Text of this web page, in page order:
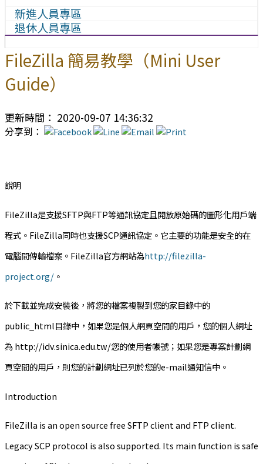
新進人員專區
退休人員專區
FileZilla 簡易教學（Mini User
Guide）
更新時間： 2020-09-07 14:36:32
分享到：
說明
FileZilla是支援SFTP與FTP等通訊協定且開放原始碼的圖形化用戶端
程式。FileZilla同時也支援SCP通訊協定。它主要的功能是安全的在
電腦間傳輸檔案。FileZilla官方網站為http://filezilla-
project.org/ 。
於下載並完成安裝後，將您的檔案複製到您的家目錄中的
public_html目錄中，如果您是個人網頁空間的用戶，您的個人網址
為 http://idv.sinica.edu.tw/您的使用者帳號；如果您是專案計劃網
頁空間的用戶，則您的計劃網址已列於您的e-mail通知信中。
Introduction
FileZilla is an open source free SFTP client and FTP client.
Legacy SCP protocol is also supported. Its main function is safe